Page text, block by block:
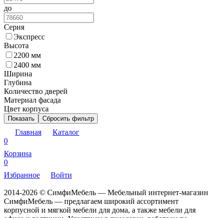
до
Серия
Экспресс
Высота
2200 мм
2400 мм
Ширина
Глубина
Количество дверей
Материал фасада
Цвет корпуса
Показать Сбросить фильтр
Главная
Каталог
0
Корзина
0
Избранное
Войти
2014-2026 © СимфиМебель — Мебельный интернет-магазин
СимфиМебель — предлагаем широкий ассортимент
корпусной и мягкой мебели для дома, а также мебели для